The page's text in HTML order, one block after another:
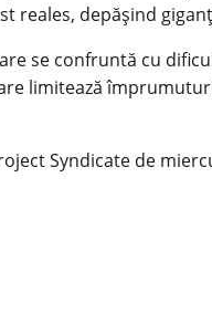
reales, depășind
se confruntă cu
limitează
Syndicate de